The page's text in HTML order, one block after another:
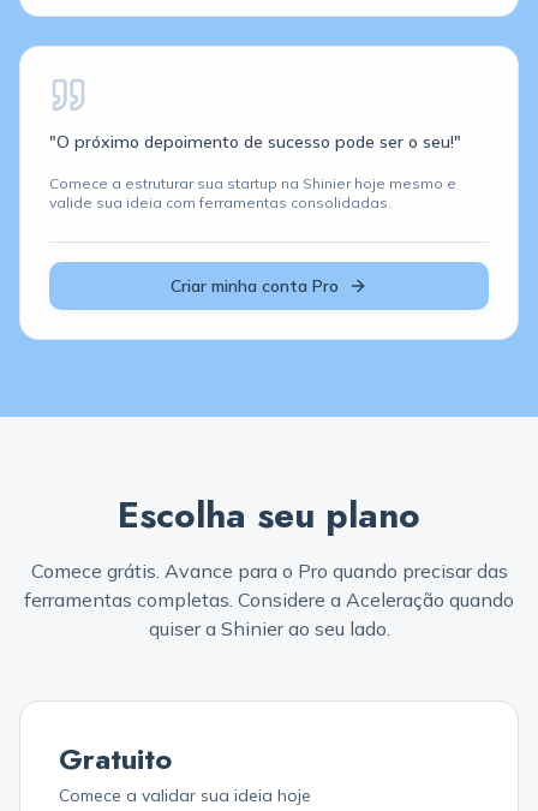
"O próximo depoimento de sucesso pode ser o seu!"
Comece a estruturar sua startup na Shinier hoje mesmo e
valide sua ideia com ferramentas consolidadas.
Criar minha conta Pro
Escolha seu plano
Comece grátis. Avance para o Pro quando precisar das
ferramentas completas. Considere a Aceleração quando
quiser a Shinier ao seu lado.
Gratuito
Comece a validar sua ideia hoje